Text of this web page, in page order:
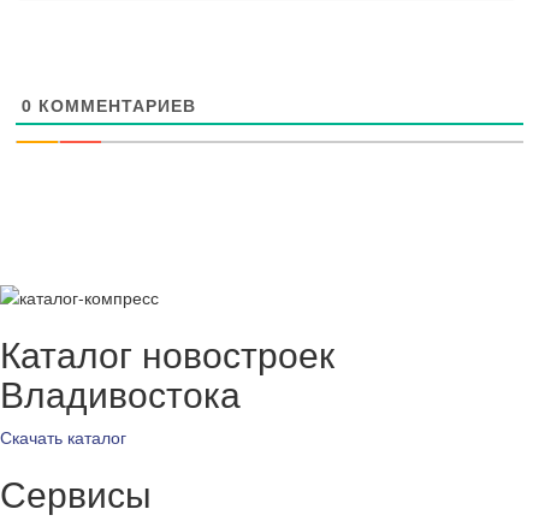
0 КОММЕНТАРИЕВ
Каталог новостроек
Владивостока
Скачать каталог
Сервисы